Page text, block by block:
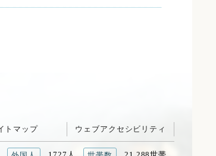
トマップ ウェブアクセシビリティ